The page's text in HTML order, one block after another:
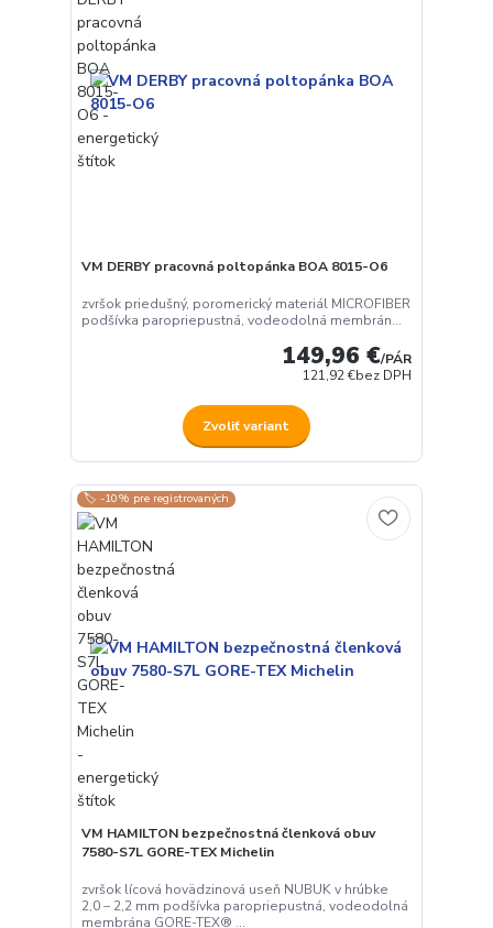
VM DERBY pracovná poltopánka BOA 8015-O6
zvršok priedušný, poromerický materiál MICROFIBER
podšívka paropriepustná, vodeodolná membrán...
149,96 €/PÁR
121,92 €bez DPH
Zvoliť variant
🏷️ -10% pre registrovaných
VM HAMILTON bezpečnostná členková obuv
7580-S7L GORE-TEX Michelin
zvršok lícová hovädzinová useň NUBUK v hrúbke
2,0 – 2,2 mm podšívka paropriepustná, vodeodolná
membrána GORE-TEX® ...